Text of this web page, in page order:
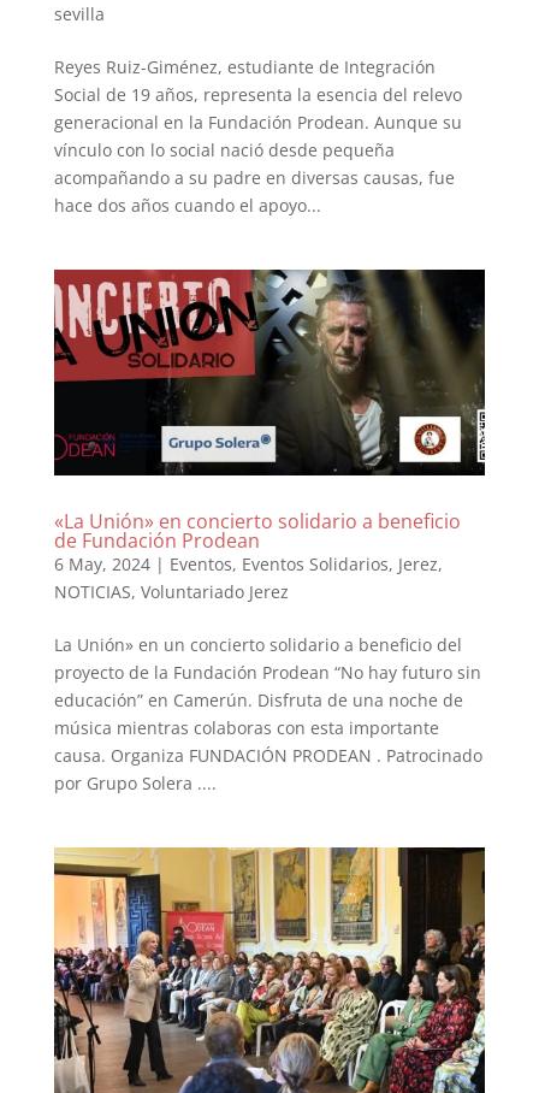
sevilla
Reyes Ruiz-Giménez, estudiante de Integración
Social de 19 años, representa la esencia del relevo
generacional en la Fundación Prodean. Aunque su
vínculo con lo social nació desde pequeña
acompañando a su padre en diversas causas, fue
hace dos años cuando el apoyo...
«La Unión» en concierto solidario a beneficio
de Fundación Prodean
6 May, 2024| Eventos, Eventos Solidarios, Jerez,
NOTICIAS, Voluntariado Jerez
La Unión» en un concierto solidario a beneficio del
proyecto de la Fundación Prodean “No hay futuro sin
educación” en Camerún. Disfruta de una noche de
música mientras colaboras con esta importante
causa. Organiza FUNDACIÓN PRODEAN . Patrocinado
por Grupo Solera ....